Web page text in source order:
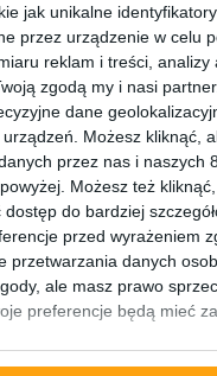
jak unikalne
przez urządzenie w celu
reklam i treści, analizy
zgodą my i nasi
dane
Możesz kliknąć,
przez nas i naszych
Możesz też
do bardziej
przed wyrażeniem
przetwarzania danych
ale masz prawo
preferencje będą mieć